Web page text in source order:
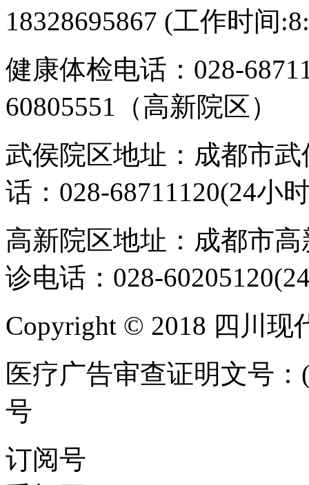
18328695867 (工作时间
健康体检电话：028-
60805551（高新院区）
武侯院区地址：成都市
话：028-68711120(24小
高新院区地址：成都市
诊电话：028-
Copyright © 2018 四川现
医疗广告审查证明文号
号
订阅号